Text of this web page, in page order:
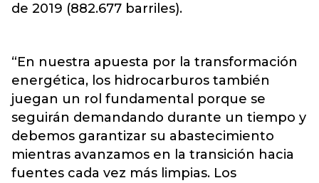
de 2019 (882.677 barriles).
“En nuestra apuesta por la transformación
energética, los hidrocarburos también
juegan un rol fundamental porque se
seguirán demandando durante un tiempo y
debemos garantizar su abastecimiento
mientras avanzamos en la transición hacia
fuentes cada vez más limpias. Los